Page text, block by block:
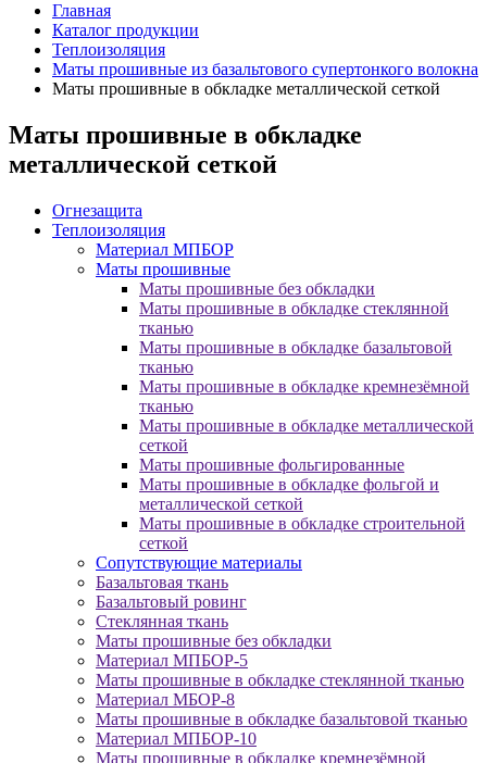
Главная
Каталог продукции
Теплоизоляция
Маты прошивные из базальтового супертонкого волокна
Маты прошивные в обкладке металлической сеткой
Маты прошивные в обкладке
металлической сеткой
Огнезащита
Теплоизоляция
Материал МПБОР
Маты прошивные
Маты прошивные без обкладки
Маты прошивные в обкладке стеклянной
тканью
Маты прошивные в обкладке базальтовой
тканью
Маты прошивные в обкладке кремнезёмной
тканью
Маты прошивные в обкладке металлической
сеткой
Маты прошивные фольгированные
Маты прошивные в обкладке фольгой и
металлической сеткой
Маты прошивные в обкладке строительной
сеткой
Сопутствующие материалы
Базальтовая ткань
Базальтовый ровинг
Стеклянная ткань
Маты прошивные без обкладки
Материал МПБОР-5
Маты прошивные в обкладке стеклянной тканью
Материал МБОР-8
Маты прошивные в обкладке базальтовой тканью
Материал МПБОР-10
Маты прошивные в обкладке кремнезёмной